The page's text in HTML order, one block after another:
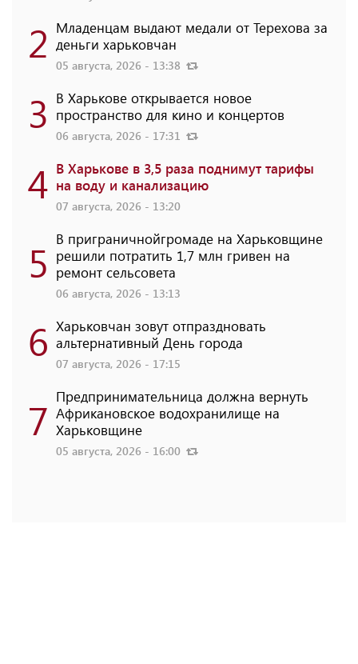
2 Младенцам выдают медали от Терехова за
деньги харьковчан
05 августа, 2026 - 13:38
3 В Харькове открывается новое
пространство для кино и концертов
06 августа, 2026 - 17:31
4 В Харькове в 3,5 раза поднимут тарифы
на воду и канализацию
07 августа, 2026 - 13:20
5 В приграничнойгромаде на Харьковщине
решили потратить 1,7 млн ​​гривен на
ремонт сельсовета
06 августа, 2026 - 13:13
6 Харьковчан зовут отпраздновать
альтернативный День города
07 августа, 2026 - 17:15
7 Предпринимательница должна вернуть
Африкановское водохранилище на
Харьковщине
05 августа, 2026 - 16:00